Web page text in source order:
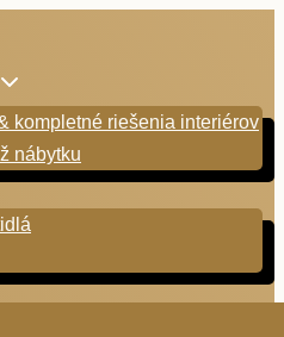
kompletné riešenia interiérov
nábytku